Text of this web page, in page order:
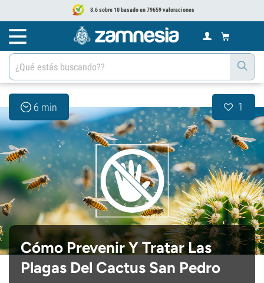
8.6 sobre 10 basado en 79659 valoraciones
6 min 1
Cómo Prevenir Y Tratar Las
Plagas Del Cactus San Pedro